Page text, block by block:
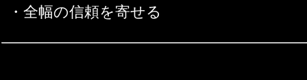
・全幅の信頼を寄せる